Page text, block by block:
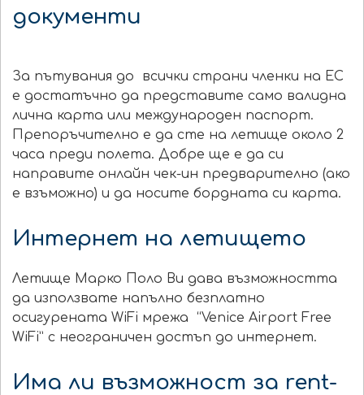
документи
За пътувания до всички страни членки на ЕС
е достатъчно да представите само валидна
лична карта или международен паспорт.
Препоръчително е да сте на летище около 2
часа преди полета. Добре ще е да си
направите онлайн чек-ин предварително (ако
е взъможно) и да носите бордната си карта.
Интернет на летището
Летище Марко Поло Ви дава възможността
да използвате напълно безплатно
осигурената WiFi мрежа
“Venice Airport Free
WiFi” с неограничен достъп до интернет.
Има ли възможност за rent-